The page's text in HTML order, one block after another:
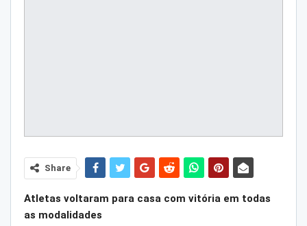
Share
Atletas voltaram para casa com vitória em todas
as modalidades